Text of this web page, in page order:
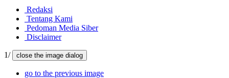
Redaksi
Tentang Kami
Pedoman Media Siber
Disclaimer
1/ close the image dialog
go to the previous image